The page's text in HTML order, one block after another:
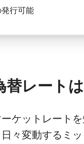
行可能
替レート
ケットレート
々変動するミ